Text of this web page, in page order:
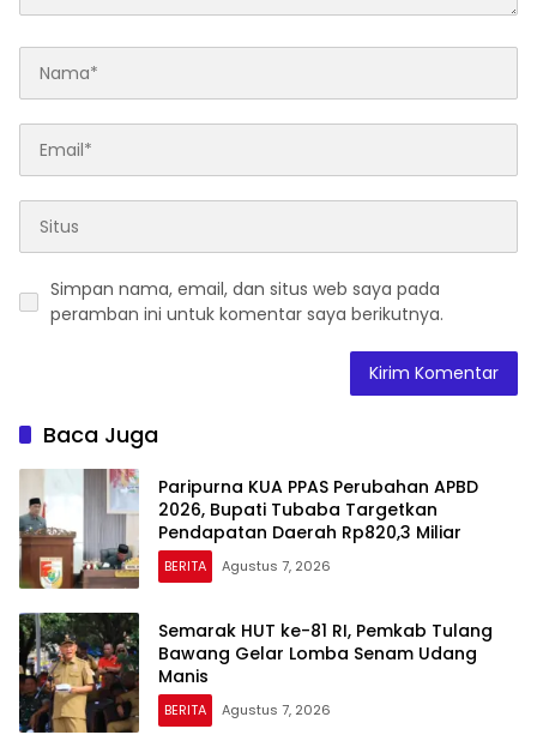
Simpan nama, email, dan situs web saya pada
peramban ini untuk komentar saya berikutnya.
Baca Juga
Paripurna KUA PPAS Perubahan APBD
2026, Bupati Tubaba Targetkan
Pendapatan Daerah Rp820,3 Miliar
BERITA Agustus 7, 2026
Semarak HUT ke-81 RI, Pemkab Tulang
Bawang Gelar Lomba Senam Udang
Manis
BERITA Agustus 7, 2026